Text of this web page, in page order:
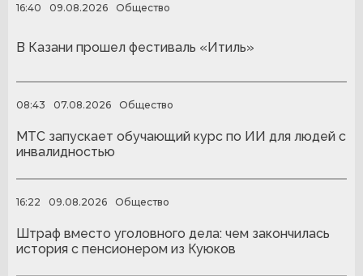
16:40 09.08.2026 Общество
В Казани прошел фестиваль «Итиль»
08:43 07.08.2026 Общество
МТС запускает обучающий курс по ИИ для людей с
инвалидностью
16:22 09.08.2026 Общество
Штраф вместо уголовного дела: чем закончилась
история с пенсионером из Куюков